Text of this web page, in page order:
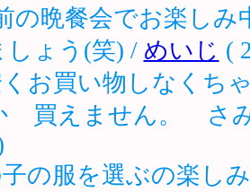
の晩餐会でお楽し
しょう(笑) / めいじ (
くお買い物しなく
買えません。 さ
の服を選ぶの楽し